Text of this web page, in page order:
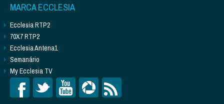
MARCA ECCLESIA
Ecclesia RTP2
70X7 RTP2
Ecclesia Antena1
Semanário
My Ecclesia TV